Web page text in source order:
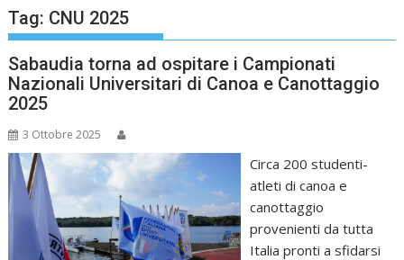
Tag: CNU 2025
Sabaudia torna ad ospitare i Campionati
Nazionali Universitari di Canoa e Canottaggio
2025
3 Ottobre 2025
Circa 200 studenti-
atleti di canoa e
canottaggio
provenienti da tutta
Italia pronti a sfidarsi